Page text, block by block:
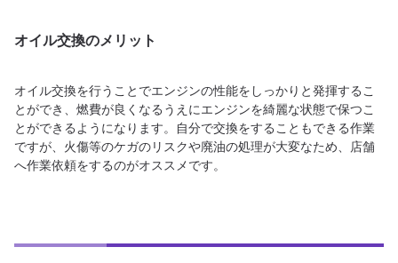
オイル交換のメリット
オイル交換を行うことでエンジンの性能をしっかりと発揮するこ
とができ、燃費が良くなるうえにエンジンを綺麗な状態で保つこ
とができるようになります。自分で交換をすることもできる作業
ですが、火傷等のケガのリスクや廃油の処理が大変なため、店舗
へ作業依頼をするのがオススメです。